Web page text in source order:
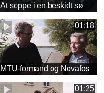
At soppe i en beskidt sø
01:18
MTU-formand og Novafos
01:25